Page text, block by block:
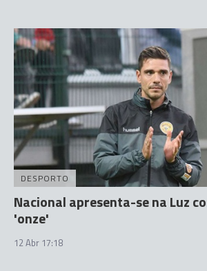
DESPORTO
Nacional apresenta-se na Luz
'onze'
12 Abr 17:18